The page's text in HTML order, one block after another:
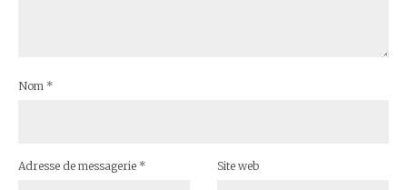
Nom *
Adresse de messagerie * Site web